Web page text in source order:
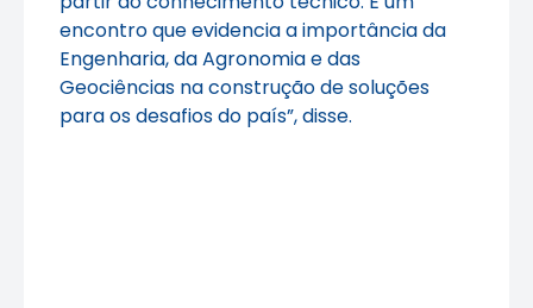
encontro que evidencia a importância da
Engenharia, da Agronomia e das
Geociências na construção de soluções
para os desafios do país”, disse.